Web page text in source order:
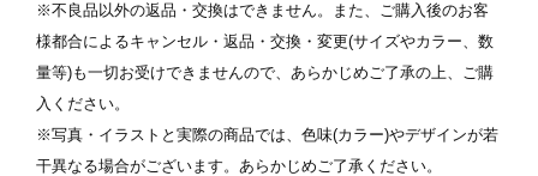
※不良品以外の返品・交換はできません。また、ご購入後のお客
様都合によるキャンセル・返品・交換・変更(サイズやカラー、数
量等)も一切お受けできませんので、あらかじめご了承の上、ご購
入ください。
※写真・イラストと実際の商品では、色味(カラー)やデザインが若
干異なる場合がございます。あらかじめご了承ください。